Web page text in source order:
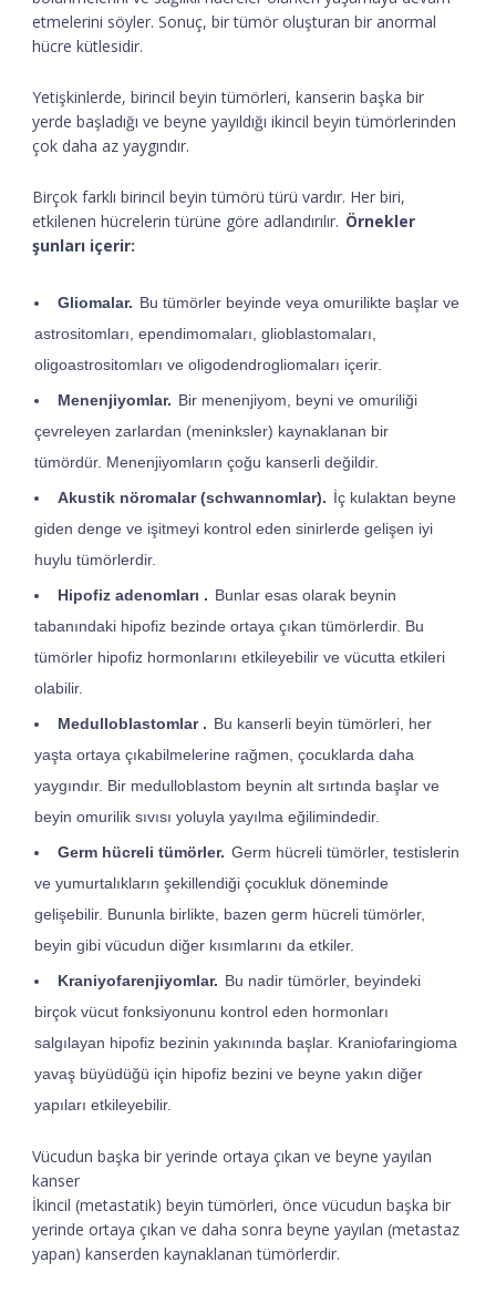
etmelerini söyler. Sonuç, bir tümör oluşturan bir anormal
hücre kütlesidir.
Yetişkinlerde, birincil beyin tümörleri, kanserin başka bir
yerde başladığı ve beyne yayıldığı ikincil beyin tümörlerinden
çok daha az yaygındır.
Birçok farklı birincil beyin tümörü türü vardır. Her biri,
etkilenen hücrelerin türüne göre adlandırılır. Örnekler
şunları içerir:
Gliomalar. Bu tümörler beyinde veya omurilikte başlar ve
astrositomları, ependimomaları, glioblastomaları,
oligoastrositomları ve oligodendrogliomaları içerir.
Menenjiyomlar. Bir menenjiyom, beyni ve omuriliği
çevreleyen zarlardan (meninksler) kaynaklanan bir
tümördür. Menenjiyomların çoğu kanserli değildir.
Akustik nöromalar (schwannomlar). İç kulaktan beyne
giden denge ve işitmeyi kontrol eden sinirlerde gelişen iyi
huylu tümörlerdir.
Hipofiz adenomları . Bunlar esas olarak beynin
tabanındaki hipofiz bezinde ortaya çıkan tümörlerdir. Bu
tümörler hipofiz hormonlarını etkileyebilir ve vücutta etkileri
olabilir.
Medulloblastomlar . Bu kanserli beyin tümörleri, her
yaşta ortaya çıkabilmelerine rağmen, çocuklarda daha
yaygındır. Bir medulloblastom beynin alt sırtında başlar ve
beyin omurilik sıvısı yoluyla yayılma eğilimindedir.
Germ hücreli tümörler. Germ hücreli tümörler, testislerin
ve yumurtalıkların şekillendiği çocukluk döneminde
gelişebilir. Bununla birlikte, bazen germ hücreli tümörler,
beyin gibi vücudun diğer kısımlarını da etkiler.
Kraniyofarenjiyomlar. Bu nadir tümörler, beyindeki
birçok vücut fonksiyonunu kontrol eden hormonları
salgılayan hipofiz bezinin yakınında başlar. Kraniofaringioma
yavaş büyüdüğü için hipofiz bezini ve beyne yakın diğer
yapıları etkileyebilir.
Vücudun başka bir yerinde ortaya çıkan ve beyne yayılan
kanser
İkincil (metastatik) beyin tümörleri, önce vücudun başka bir
yerinde ortaya çıkan ve daha sonra beyne yayılan (metastaz
yapan) kanserden kaynaklanan tümörlerdir.